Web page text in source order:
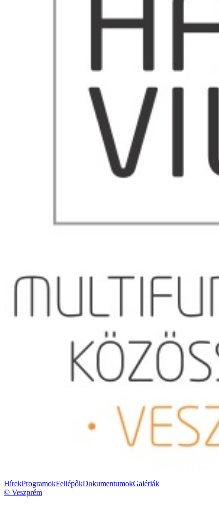
HírekProgramokFellépőkDokumentumokGalériák
© Veszprém